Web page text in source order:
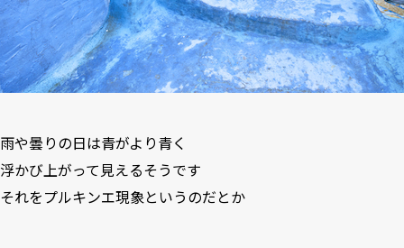
雨や曇りの日は青がより青く
浮かび上がって見えるそうです
それをプルキンエ現象というのだとか